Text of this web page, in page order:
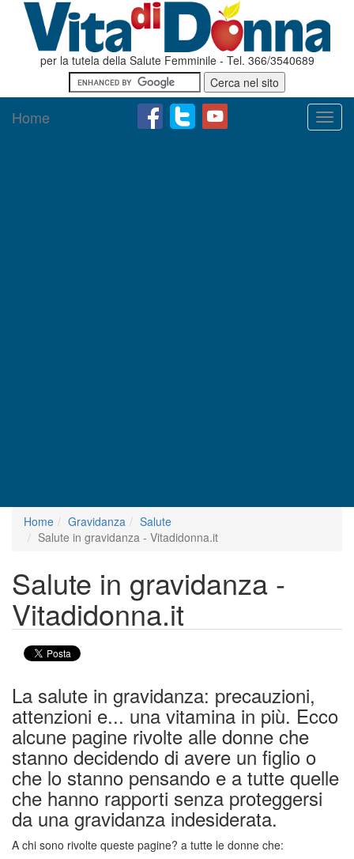
per la tutela della Salute Femminile - Tel. 366/3540689
Home
Home Gravidanza
Salute
Salute in gravidanza - Vitadidonna.it
Salute in gravidanza -
Vitadidonna.it
La salute in gravidanza: precauzioni,
attenzioni e... una vitamina in più. Ecco
alcune pagine rivolte alle donne che
stanno decidendo di avere un figlio o
che lo stanno pensando e a tutte quelle
che hanno rapporti senza proteggersi
da una gravidanza indesiderata.
A chi sono rivolte queste pagine? a tutte le donne che: